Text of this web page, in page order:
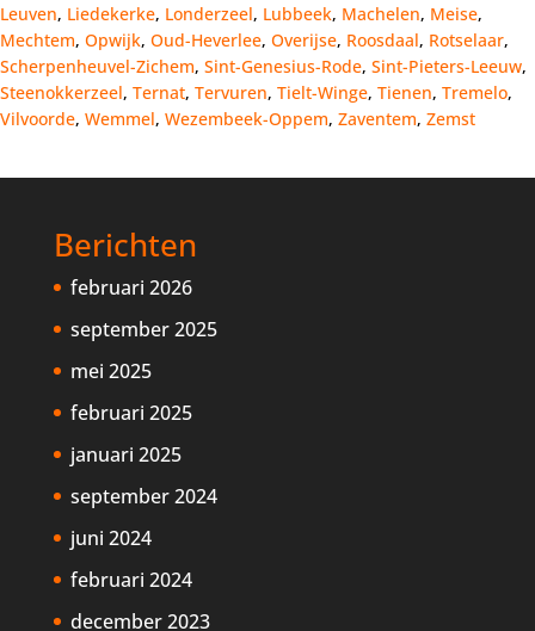
Leuven, Liedekerke, Londerzeel, Lubbeek, Machelen, Meise,
Mechtem, Opwijk, Oud-Heverlee, Overijse, Roosdaal, Rotselaar,
Scherpenheuvel-Zichem, Sint-Genesius-Rode, Sint-Pieters-Leeuw,
Steenokkerzeel, Ternat, Tervuren, Tielt-Winge, Tienen, Tremelo,
Vilvoorde, Wemmel, Wezembeek-Oppem, Zaventem, Zemst
Berichten
februari 2026
september 2025
mei 2025
februari 2025
januari 2025
september 2024
juni 2024
februari 2024
december 2023